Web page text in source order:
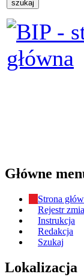
Główne
Strona
Rejestr
Instrukcja
Redakcja
Szukaj
Lokalizacja